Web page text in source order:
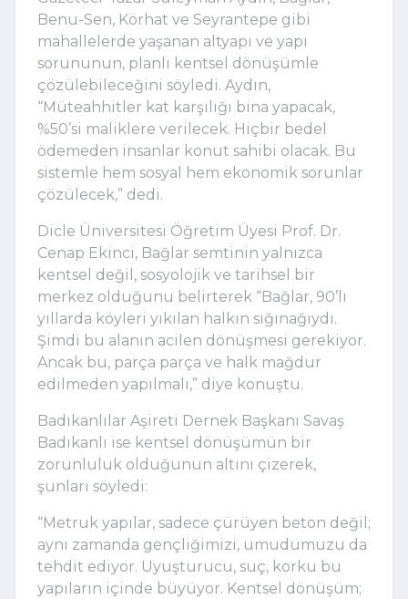
Benu-Sen, Körhat ve Seyrantepe gibi
mahallelerde yaşanan altyapı ve yapı
sorununun, planlı kentsel dönüşümle
çözülebileceğini söyledi. Aydın,
“Müteahhitler kat karşılığı bina yapacak,
%50’si maliklere verilecek. Hiçbir bedel
ödemeden insanlar konut sahibi olacak. Bu
sistemle hem sosyal hem ekonomik sorunlar
çözülecek,” dedi.
Dicle Üniversitesi Öğretim Üyesi Prof. Dr.
Cenap Ekinci, Bağlar semtinin yalnızca
kentsel değil, sosyolojik ve tarihsel bir
merkez olduğunu belirterek “Bağlar, 90’lı
yıllarda köyleri yıkılan halkın sığınağıydı.
Şimdi bu alanın acilen dönüşmesi gerekiyor.
Ancak bu, parça parça ve halk mağdur
edilmeden yapılmalı,” diye konuştu.
Badıkanlılar Aşireti Dernek Başkanı Savaş
Badıkanlı ise kentsel dönüşümün bir
zorunluluk olduğunun altını çizerek,
şunları söyledi:
“Metruk yapılar, sadece çürüyen beton değil;
aynı zamanda gençliğimizi, umudumuzu da
tehdit ediyor. Uyuşturucu, suç, korku bu
yapıların içinde büyüyor. Kentsel dönüşüm;